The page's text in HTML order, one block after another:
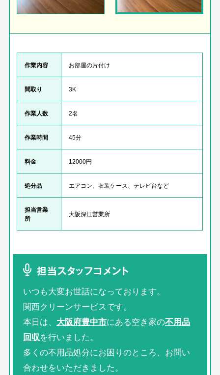
作業内容 お部屋の片付け
間取り 3K
作業人数 2名
作業時間 45分
料金 12000円
処分品 エアコン、衣装ケース、テレビ台など
担当営業
所
大阪深江営業所
担当スタッフコメント
いつも大変お世話になっております。
関西クリーンサービスです。
本日は、 大阪府豊中市にある空き家の不用品
回収を行いました。
多くの不用品処分にお困りのところ、お問い
合わせをいただきました。